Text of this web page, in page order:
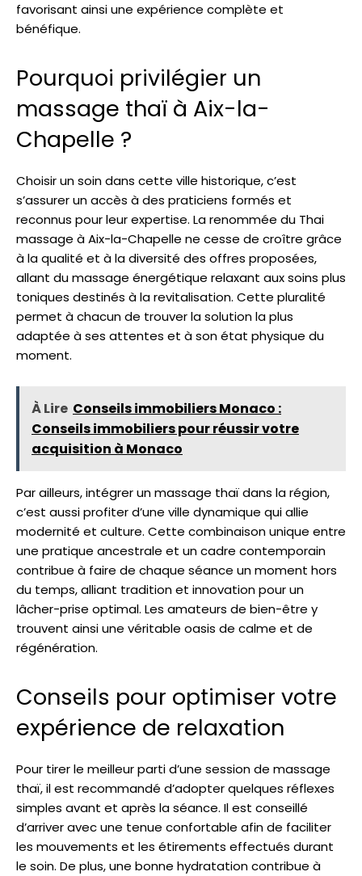
favorisant ainsi une expérience complète et
bénéfique.
Pourquoi privilégier un
massage thaï à Aix-la-
Chapelle ?
Choisir un soin dans cette ville historique, c’est
s’assurer un accès à des praticiens formés et
reconnus pour leur expertise. La renommée du Thai
massage à Aix-la-Chapelle ne cesse de croître grâce
à la qualité et à la diversité des offres proposées,
allant du massage énergétique relaxant aux soins plus
toniques destinés à la revitalisation. Cette pluralité
permet à chacun de trouver la solution la plus
adaptée à ses attentes et à son état physique du
moment.
À Lire Conseils immobiliers Monaco :
Conseils immobiliers pour réussir votre
acquisition à Monaco
Par ailleurs, intégrer un massage thaï dans la région,
c’est aussi profiter d’une ville dynamique qui allie
modernité et culture. Cette combinaison unique entre
une pratique ancestrale et un cadre contemporain
contribue à faire de chaque séance un moment hors
du temps, alliant tradition et innovation pour un
lâcher-prise optimal. Les amateurs de bien-être y
trouvent ainsi une véritable oasis de calme et de
régénération.
Conseils pour optimiser votre
expérience de relaxation
Pour tirer le meilleur parti d’une session de massage
thaï, il est recommandé d’adopter quelques réflexes
simples avant et après la séance. Il est conseillé
d’arriver avec une tenue confortable afin de faciliter
les mouvements et les étirements effectués durant
le soin. De plus, une bonne hydratation contribue à